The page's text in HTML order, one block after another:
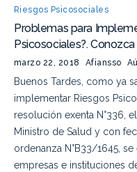
Riesgos Psicosociales
Problemas para
Psicosociales?.
marzo 22, 2018 Afiansso
Buenos Tardes, como ya
implementar Riesgos
resolución exenta N°336,
Ministro de Salud y con
ordenanza N°B33/1645,
empresas e instituciones